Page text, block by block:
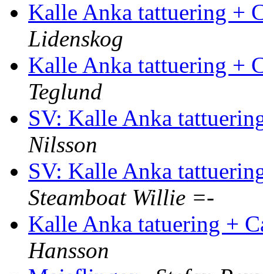
Kalle Anka tattuering +
Lidenskog
Kalle Anka tattuering +
Teglund
SV: Kalle Anka
Nilsson
SV: Kalle Anka
Steamboat Willie =-
Kalle Anka tatuering +
Hansson